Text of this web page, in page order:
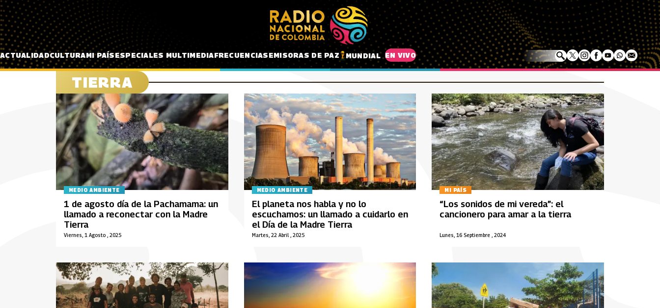
Pasar al contenido principal
ACTUALIDADCULTURAMI PAÍSESPECIALES MULTIMEDIAFRECUENCIASEMISORAS DE PAZ MUNDIAL EN VIVO
TIERRA
MEDIO AMBIENTE
Viernes, 1 Agosto , 2025
1 de agosto día de la Pachamama: un
llamado a reconectar con la Madre
Tierra
MEDIO AMBIENTE
Martes, 22 Abril , 2025
El planeta nos habla y no lo
escuchamos: un llamado a cuidarlo en
el Día de la Madre Tierra
MI PAÍS
Lunes, 16 Septiembre , 2024
“Los sonidos de mi vereda”: el
cancionero para amar a la tierra